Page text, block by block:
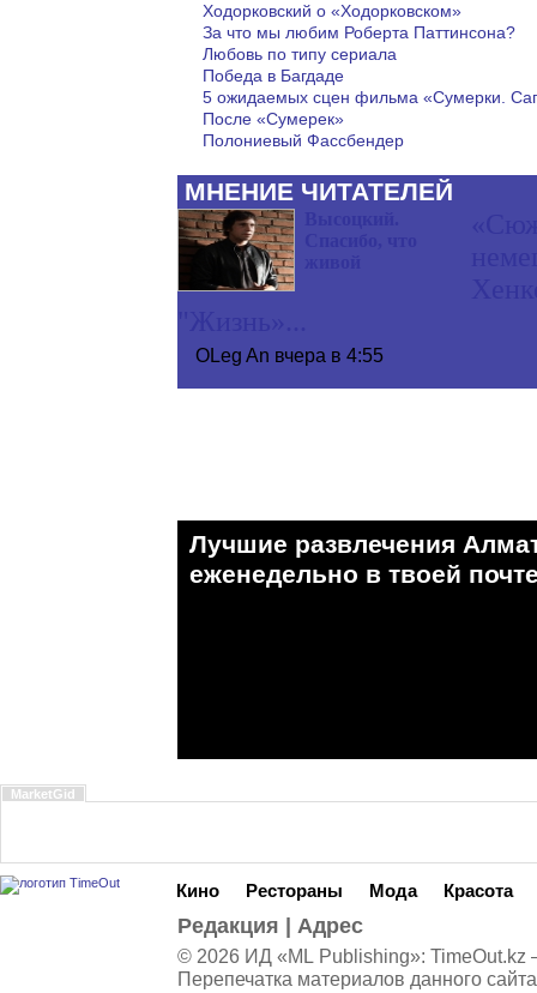
Ходорковский о «Ходорковском»
За что мы любим Роберта Паттинсона?
Любовь по типу сериала
Победа в Багдаде
5 ожидаемых сцен фильма «Cумерки.
После «Сумерек»
Полониевый Фассбендер
МНЕНИЕ ЧИТАТЕЛЕЙ
OLeg An вчера в 4:55
Лучшие развлечения
eженедельно в твоей
MarketGid
Кино Рестораны Мода Красота
Редакция Адрес
© 2026 ИД «ML Publishing»: TimeOut.kz
Перепечатка материалов данного